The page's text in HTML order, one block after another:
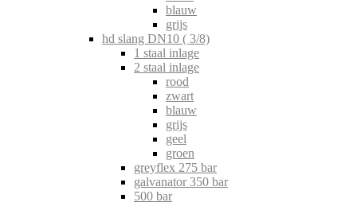
blauw
grijs
hd slang DN10 ( 3/8)
1 staal inlage
2 staal inlage
rood
zwart
blauw
grijs
geel
groen
greyflex 275 bar
galvanator 350 bar
500 bar